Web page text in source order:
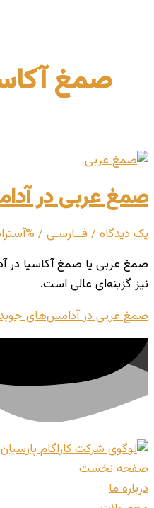
صمغ
صمغ عربی در
یک دیدگاه/فــارسـی/
صمغ عربی یا صمغ آکاسیا در
نیز گزینه‌ای عالی است.
صمغ عربی در آدامس‌های
صفحه نخست
درباره ما